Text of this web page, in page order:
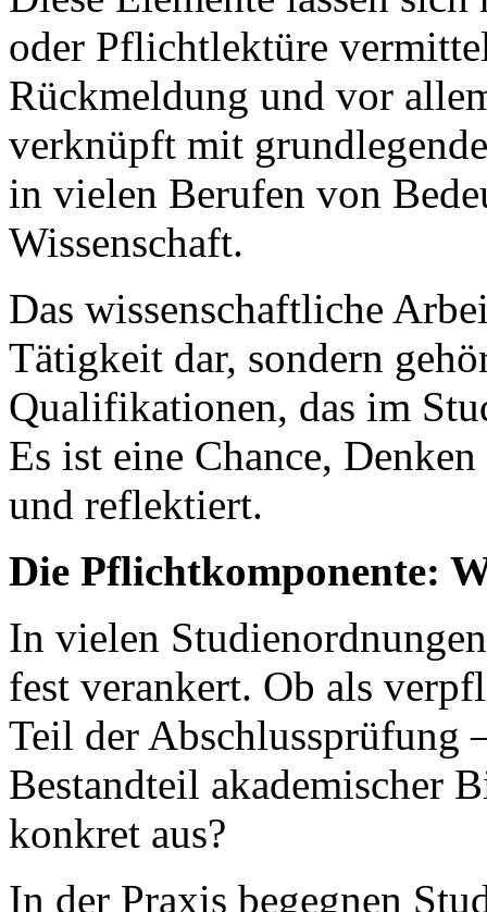
oder Pflichtlektüre
Rückmeldung und vor
verknüpft mit
in vielen Berufen von
Wissenschaft.
Das wissenschaftliche
Tätigkeit dar, sondern
Qualifikationen, das im
Es ist eine Chance,
und reflektiert.
Die Pflichtkomponente:
In vielen
fest verankert. Ob als
Teil der Abschlussprüfung
Bestandteil akademischer
konkret aus?
In der Praxis begegnen